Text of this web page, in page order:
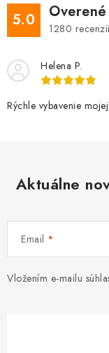
5.0 1280
Helena P.
Rýchle vybavenie
Aktuálne
Email
Vložením e-mailu